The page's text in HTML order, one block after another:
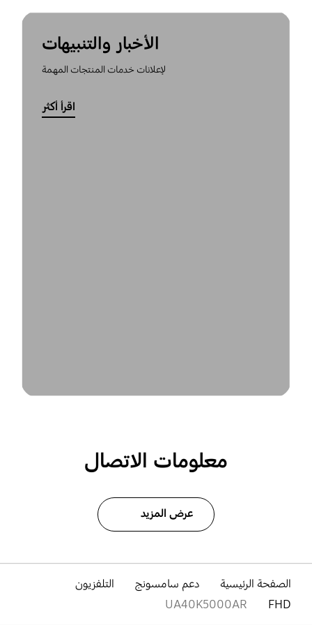
الأخبار والتنبيهات
لإعلانات خدمات المنتجات المهمة
اقرأ أكثر
معلومات الاتصال
عرض المزيد
الصفحة الرئيسية دعم سامسونج
التلفزيون
FHD
UA40K5000AR